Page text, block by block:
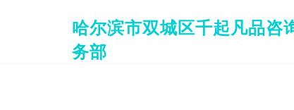
哈尔滨市双城区千起凡品咨
务部